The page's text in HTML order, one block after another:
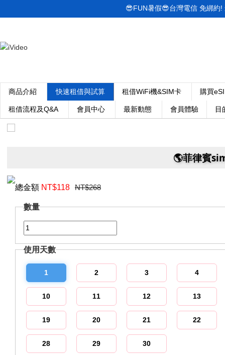
商品介紹 快速租借與試算 租借WiFi機&SIM卡 購買
租借流程及Q&A 會員中心 最新動態 會員體驗 目
😎FUN暑假😎台灣電信 免綁約
🌎️菲律賓
總金額 NT$118 NT$268
數量
使用天數
1 2 3 4
10 11 12 13
19 20 21 22
28 29 30